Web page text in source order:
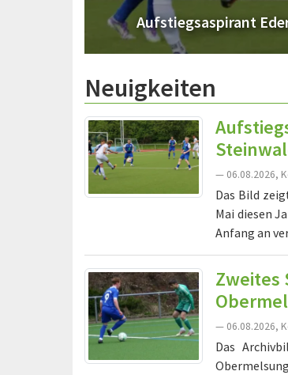
Edermünde am Sonntag Gast im
Neuigkeiten
— 06.08.2026,
Das Bild
Mai diesen
Anfang an
Zweites
— 06.08.2026,
Das